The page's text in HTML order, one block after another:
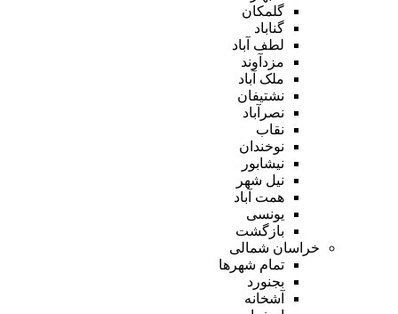
گلمکان
گناباد
لطف آباد
مزدآوند
ملک آباد
نشتیفان
نصرآباد
نقاب
نوخندان
نیشابور
نیل شهر
همت آباد
یونسی
بازگشت
خراسان شمالی
تمام شهر‌ها
بجنورد
آشخانه